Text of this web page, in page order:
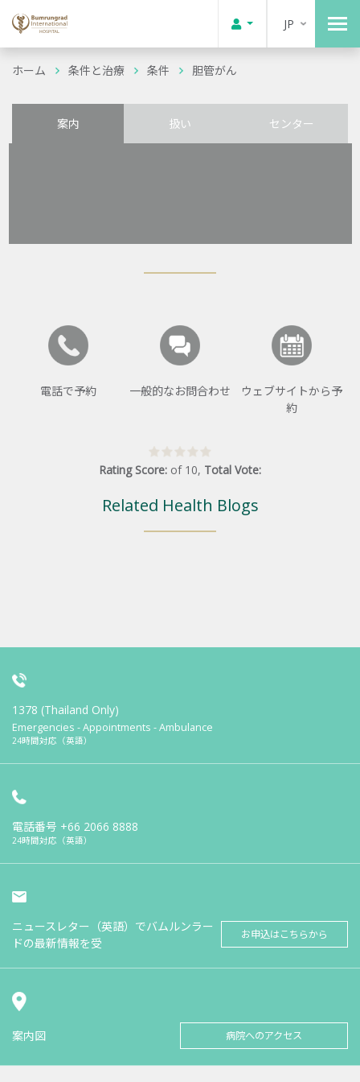
JP
ホーム 条件と治療 条件 胆管がん
案内 扱い センター
電話で予約 一般的なお問合わせ
ウェブサイトから予
約
Rating Score: of 10, Total Vote:
Related Health Blogs
1378 (Thailand Only)
Emergencies - Appointments - Ambulance
24時間対応（英語）
電話番号 +66 2066 8888
24時間対応（英語）
ニュースレター（英語）でバムルンラー
ドの最新情報を受
お申込はこちらから
案内図 病院へのアクセス